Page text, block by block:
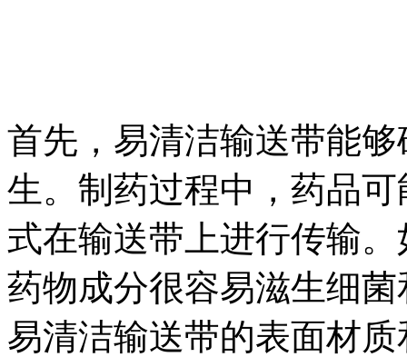
首先，易清洁输送带能
生。制药过程中，药品
式在输送带上进行传输
药物成分很容易滋生细
易清洁输送带的表面材